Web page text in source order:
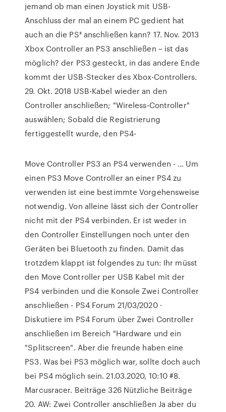
jemand ob man einen Joystick mit USB-
Anschluss der mal an einem PC gedient hat
auch an die PS³ anschließen kann? 17. Nov. 2013
Xbox Controller an PS3 anschließen – ist das
möglich? der PS3 gesteckt, in das andere Ende
kommt der USB-Stecker des Xbox-Controllers.
29. Okt. 2018 USB-Kabel wieder an den
Controller anschließen; "Wireless-Controller"
auswählen; Sobald die Registrierung
fertiggestellt wurde, den PS4-
Move Controller PS3 an PS4 verwenden - … Um
einen PS3 Move Controller an einer PS4 zu
verwenden ist eine bestimmte Vorgehensweise
notwendig. Von alleine lässt sich der Controller
nicht mit der PS4 verbinden. Er ist weder in
den Controller Einstellungen noch unter den
Geräten bei Bluetooth zu finden. Damit das
trotzdem klappt ist folgendes zu tun: Ihr müsst
den Move Controller per USB Kabel mit der
PS4 verbinden und die Konsole Zwei Controller
anschließen - PS4 Forum 21/03/2020 ·
Diskutiere im PS4 Forum über Zwei Controller
anschließen im Bereich "Hardware und ein
"Splitscreen". Aber die freunde haben eine
PS3. Was bei PS3 möglich war, sollte doch auch
bei PS4 möglich sein. 21.03.2020, 10:10 #8.
Marcusracer. Beiträge 326 Nützliche Beiträge
20. AW: Zwei Controller anschließen Ja aber du